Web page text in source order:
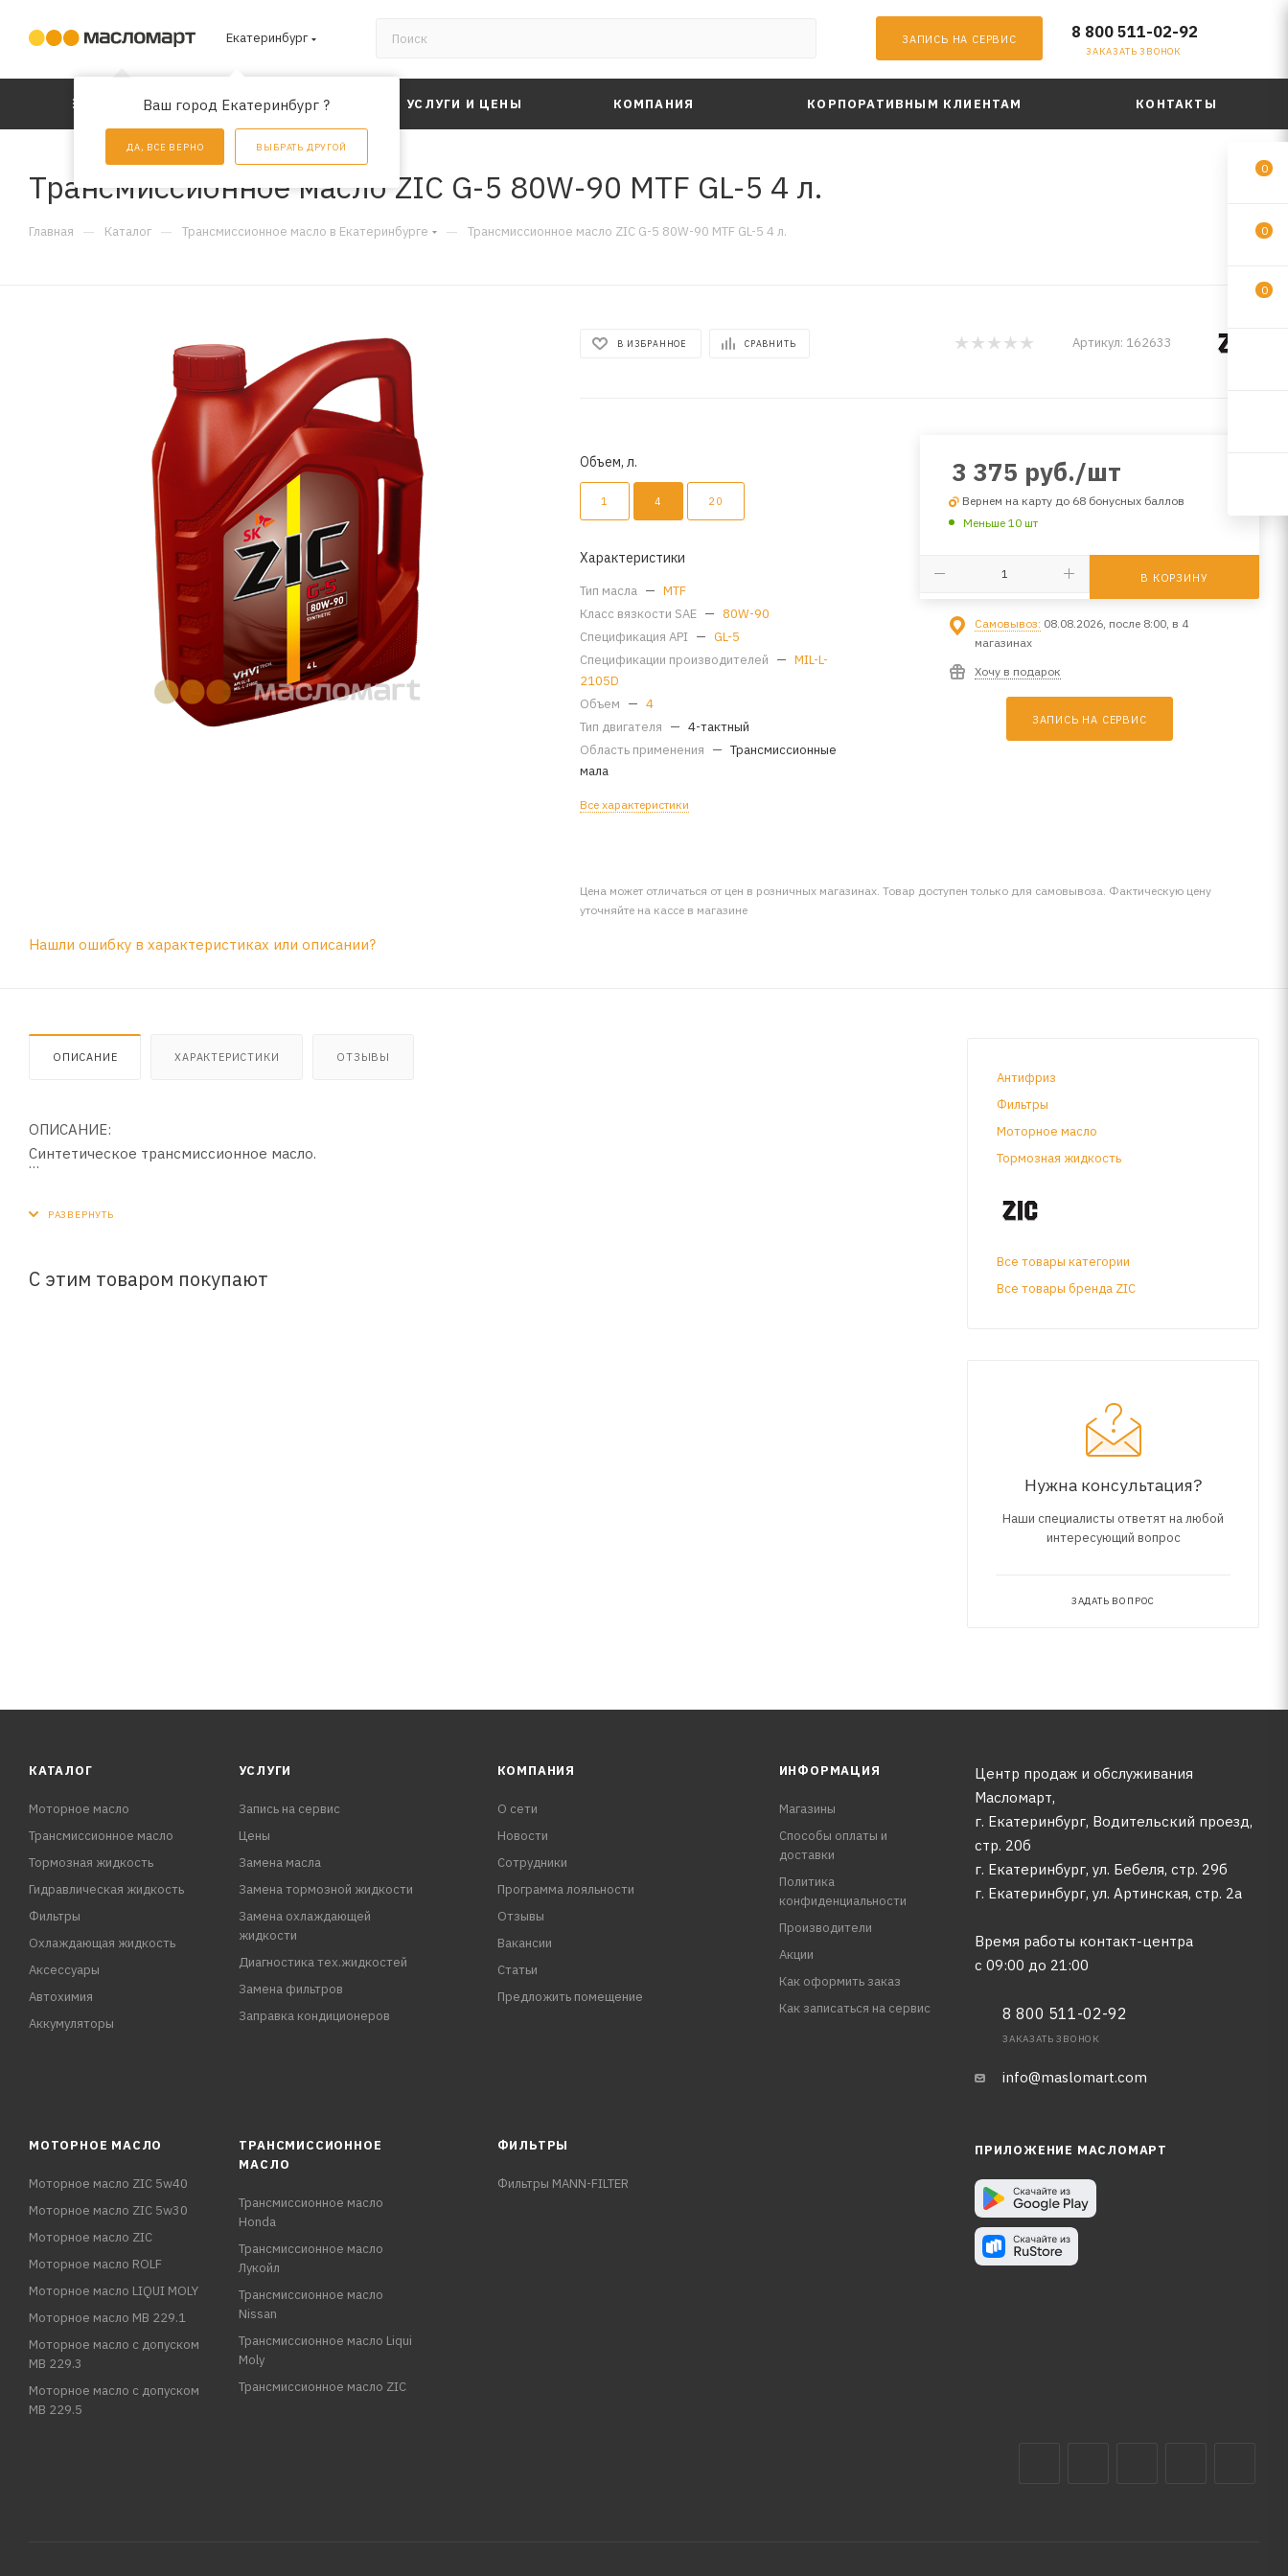
Екатеринбург
Ваш город Екатеринбург ?
ДА, ВСЕ ВЕРНО ВЫБРАТЬ ДРУГОЙ
ЗАПИСЬ НА СЕРВИС 8 800 511-02-92
ЗАКАЗАТЬ ЗВОНОК
КАТАЛОГ АКЦИИ УСЛУГИ И ЦЕНЫ КОМПАНИЯ КОРПОРАТИВНЫМ КЛИЕНТАМ КОНТАКТЫ
Трансмиссионное масло ZIC G-5 80W-90 MTF GL-5 4 л.
Главная — Каталог — Трансмиссионное масло в Екатеринбурге — Трансмиссионное масло ZIC G-5 80W-90 MTF GL-5 4 л.
В ИЗБРАННОЕ СРАВНИТЬ Артикул: 162633
Объем, л.
1 4 20
Характеристики
Тип масла — MTF
Класс вязкости SAE — 80W-90
Спецификация API — GL-5
Спецификации производителей — MIL-L-
2105D
Объем — 4
Тип двигателя — 4-тактный
Область применения — Трансмиссионные
мала
Все характеристики
3 375 руб./шт
Вернем на карту до 68 бонусных баллов
Меньше 10 шт
В КОРЗИНУ
Самовывоз: 08.08.2026, после 8:00, в 4
магазинах
Хочу в подарок
ЗАПИСЬ НА СЕРВИС
Цена может отличаться от цен в розничных магазинах. Товар доступен только для самовывоза. Фактическую цену
уточняйте на кассе в магазине
Нашли ошибку в характеристиках или описании?
ОПИСАНИЕ ХАРАКТЕРИСТИКИ ОТЗЫВЫ
ОПИСАНИЕ:
Синтетическое трансмиссионное масло.
С этим товаром покупают
Антифриз
Фильтры
Моторное масло
Тормозная жидкость
Все товары категории
Все товары бренда ZIC
Нужна консультация?
Наши специалисты ответят на любой
интересующий вопрос
ЗАДАТЬ ВОПРОС
КАТАЛОГ
Моторное масло
Трансмиссионное масло
Тормозная жидкость
Гидравлическая жидкость
Фильтры
Охлаждающая жидкость
Аксессуары
Автохимия
Аккумуляторы
УСЛУГИ
Запись на сервис
Цены
Замена масла
Замена тормозной жидкости
Замена охлаждающей
жидкости
Диагностика тех.жидкостей
Замена фильтров
Заправка кондиционеров
КОМПАНИЯ
О сети
Новости
Сотрудники
Программа лояльности
Отзывы
Вакансии
Статьи
Предложить помещение
ИНФОРМАЦИЯ
Магазины
Способы оплаты и
доставки
Политика
конфиденциальности
Производители
Акции
Как оформить заказ
Как записаться на сервис
Центр продаж и обслуживания
Масломарт,
г. Екатеринбург, Водительский проезд,
стр. 20б
г. Екатеринбург, ул. Бебеля, стр. 29б
г. Екатеринбург, ул. Артинская, стр. 2а
Время работы контакт-центра
с 09:00 до 21:00
8 800 511-02-92
ЗАКАЗАТЬ ЗВОНОК
info@maslomart.com
МОТОРНОЕ МАСЛО
Моторное масло ZIC 5w40
Моторное масло ZIC 5w30
Моторное масло ZIC
Моторное масло ROLF
Моторное масло LIQUI MOLY
Моторное масло MB 229.1
Моторное масло с допуском
MB 229.3
Моторное масло с допуском
MB 229.5
ТРАНСМИССИОННОЕ
МАСЛО
Трансмиссионное масло
Honda
Трансмиссионное масло
Лукойл
Трансмиссионное масло
Nissan
Трансмиссионное масло Liqui
Moly
Трансмиссионное масло ZIC
ФИЛЬТРЫ
Фильтры MANN-FILTER
ПРИЛОЖЕНИЕ МАСЛОМАРТ
0
0
0